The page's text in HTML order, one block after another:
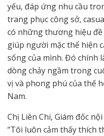
yếu, đáp ứng nhu cầu
trang phục công sở,
có những thương hiệu
giúp người mặc thể hiện
sống của mình. Đó chính
dòng chảy ngầm trong
vị và phong phú của thế
Nam.
Chị Liên Chi, Giám đốc
“Tôi luôn cảm thấy thích